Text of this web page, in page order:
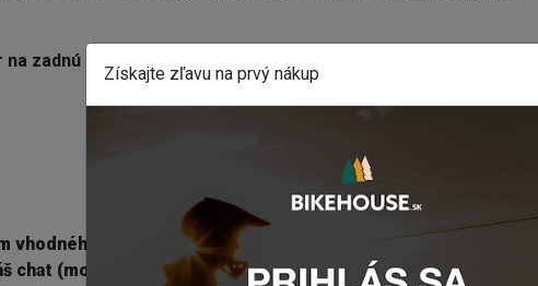
zadnú brzdu MTB SHIMANO R160P 160MM
komponentu? Z anechajte nám email , správu
chat (modré tlačidlo vpravo dole).
Získajte zľavu na prvý nákup